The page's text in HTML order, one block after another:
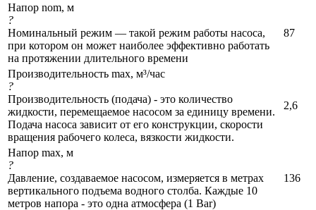
Напор nom, м
?
Номинальный режим — такой режим работы насоса,
при котором он может наиболее эффективно работать
на протяжении длительного времени
87
Производительность max, м³/час
?
Производительность (подача) - это количество
жидкости, перемещаемое насосом за единицу времени.
Подача насоса зависит от его конструкции, скорости
вращения рабочего колеса, вязкости жидкости.
2,6
Напор max, м
?
Давление, создаваемое насосом, измеряется в метрах
вертикального подъема водного столба. Каждые 10
метров напора - это одна атмосфера (1 Bar)
136